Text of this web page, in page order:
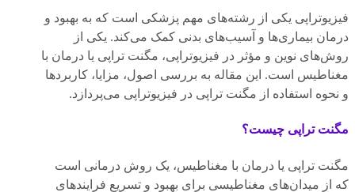
فیزیوتراپی یکی از رشته‌های مهم پزشکی است که به بهبود و
درمان بیماری‌ها و آسیب‌های بدنی کمک می‌کند. یکی از
روش‌های نوین و مؤثر در فیزیوتراپی، مگنت تراپی یا درمان با
مغناطیس است. این مقاله به بررسی اصول، مزایا، کاربردها
و نحوه استفاده از مگنت تراپی در فیزیوتراپی می‌پردازد.
مگنت تراپی چیست؟
مگنت تراپی یا درمان با مغناطیس، یک روش درمانی است
که از میدان‌های مغناطیسی برای بهبود و تسریع فرایندهای